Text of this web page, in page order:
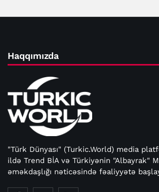
Haqqımızda
"Türk Dünyası" (Turkic.World) media
ildə Trend BİA və Türkiyənin "Albayrak"
əməkdaşlığı nəticəsində fəaliyyətə